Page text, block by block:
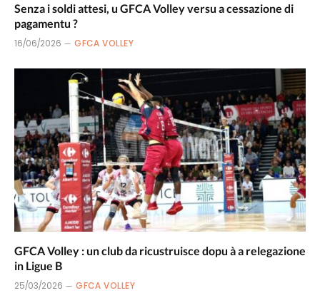
Senza i soldi attesi, u GFCA Volley versu a cessazione di
pagamentu ?
16/06/2026 GFCA VOLLEY
GFCA Volley : un club da ricustruisce dopu à a relegazione
in Ligue B
25/03/2026 GFCA VOLLEY